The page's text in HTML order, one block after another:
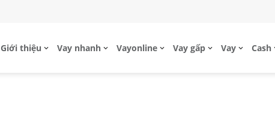
Giới thiệu Vay nhanh Vayonline Vay gấp Vay Cash